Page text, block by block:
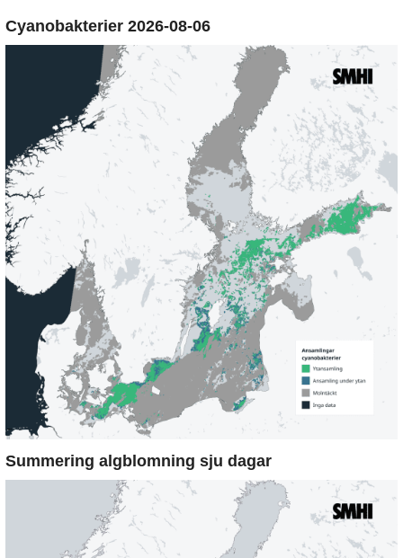
Cyanobakterier 2026-08-06
Summering algblomning sju dagar